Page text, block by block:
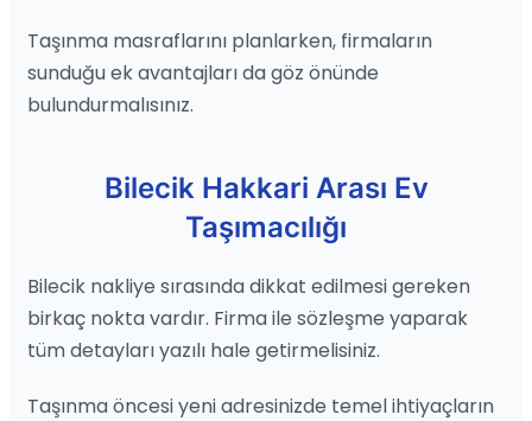
Taşınma masraflarını planlarken, firmaların
sunduğu ek avantajları da göz önünde
bulundurmalısınız.
Bilecik Hakkari Arası Ev
Taşımacılığı
Bilecik nakliye sırasında dikkat edilmesi gereken
birkaç nokta vardır. Firma ile sözleşme yaparak
tüm detayları yazılı hale getirmelisiniz.
Taşınma öncesi yeni adresinizde temel ihtiyaçların